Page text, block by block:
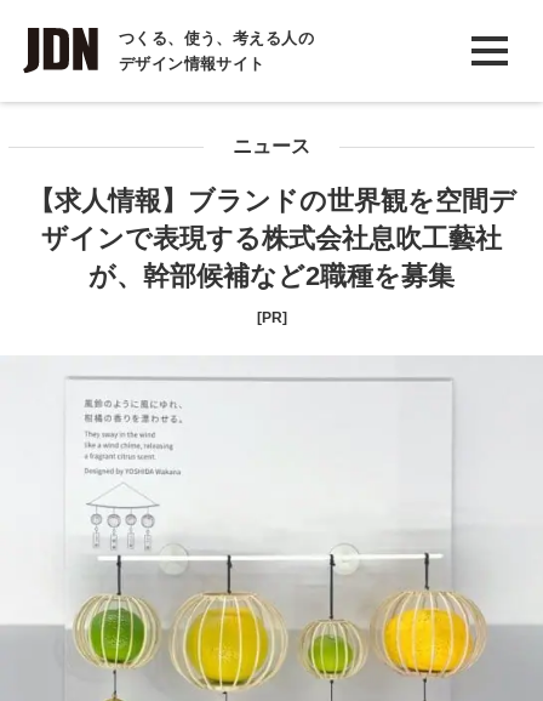
つくる、使う、考える人の
デザイン情報サイト
INTERVIEW
インタビュー
COLUMN
コラム
ニュース
【求人情報】ブランドの世界観を空間デ
ザインで表現する株式会社息吹工藝社
が、幹部候補など2職種を募集
[PR]